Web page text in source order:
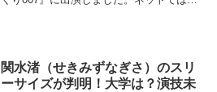
関水渚（せきみずなぎさ）のスリ
ーサイズが判明！大学は？演技未